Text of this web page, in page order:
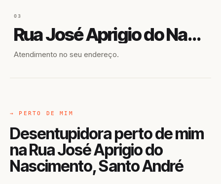
03
Rua José Aprigio do Nascimento
Atendimento no seu endereço.
→ PERTO DE MIM
Desentupidora perto de mim
na Rua José Aprigio do
Nascimento, Santo André